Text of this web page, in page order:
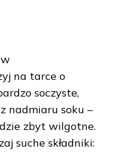
na tarce o
soczyste,
nadmiaru soku –
zbyt wilgotne.
suche składniki: